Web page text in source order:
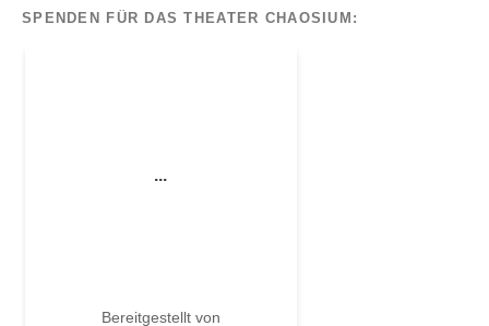
SPENDEN FÜR DAS THEATER CHAOSIUM: